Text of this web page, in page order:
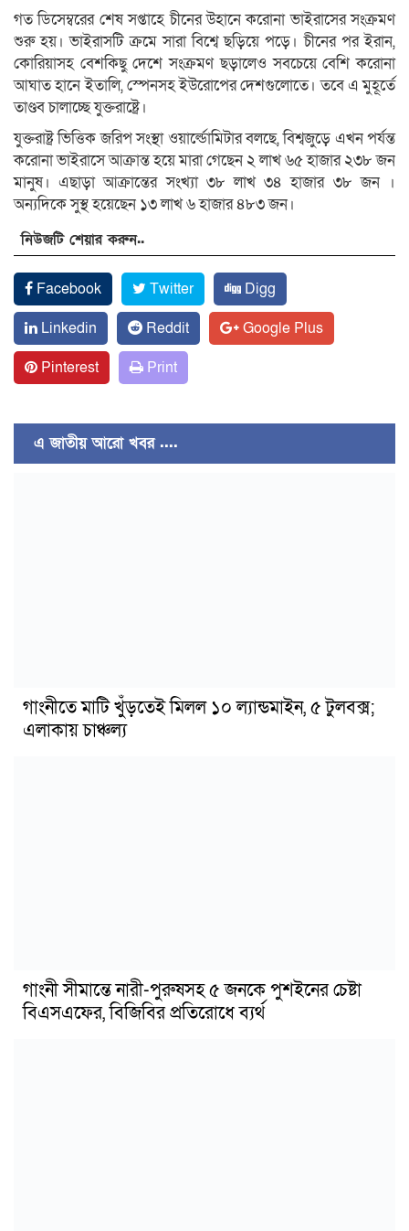
গত ডিসেম্বরের শেষ সপ্তাহে চীনের উহানে করোনা ভাইরাসের সংক্রমণ
শুরু হয়। ভাইরাসটি ক্রমে সারা বিশ্বে ছড়িয়ে পড়ে। চীনের পর ইরান,
কোরিয়াসহ বেশকিছু দেশে সংক্রমণ ছড়ালেও সবচেয়ে বেশি করোনা
আঘাত হানে ইতালি, স্পেনসহ ইউরোপের দেশগুলোতে। তবে এ মুহূর্তে
তাণ্ডব চালাচ্ছে যুক্তরাষ্ট্রে।
যুক্তরাষ্ট্র ভিত্তিক জরিপ সংস্থা ওয়ার্ল্ডোমিটার বলছে, বিশ্বজুড়ে এখন পর্যন্ত
করোনা ভাইরাসে আক্রান্ত হয়ে মারা গেছেন ২ লাখ ৬৫ হাজার ২৩৮ জন
মানুষ। এছাড়া আক্রান্তের সংখ্যা ৩৮ লাখ ৩৪ হাজার ৩৮ জন ।
অন্যদিকে সুস্থ হয়েছেন ১৩ লাখ ৬ হাজার ৪৮৩ জন।
নিউজটি শেয়ার করুন..
Facebook Twitter
Digg
Linkedin
Reddit
Google Plus
Pinterest
Print
এ জাতীয় আরো খবর ....
গাংনীতে মাটি খুঁড়তেই মিলল ১০ ল্যান্ডমাইন, ৫ টুলবক্স;
এলাকায় চাঞ্চল্য
গাংনী সীমান্তে নারী-পুরুষসহ ৫ জনকে পুশইনের চেষ্টা
বিএসএফের, বিজিবির প্রতিরোধে ব্যর্থ